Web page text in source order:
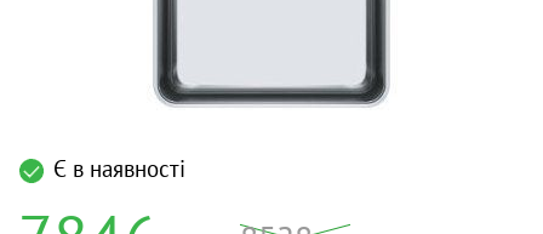
Є в наявності